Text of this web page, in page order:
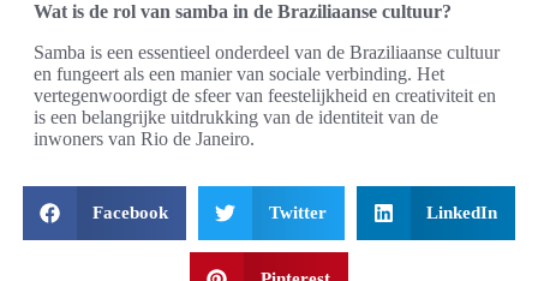
Wat is de rol van samba in de Braziliaanse cultuur?
Samba is een essentieel onderdeel van de Braziliaanse cultuur
en fungeert als een manier van sociale verbinding. Het
vertegenwoordigt de sfeer van feestelijkheid en creativiteit en
is een belangrijke uitdrukking van de identiteit van de
inwoners van Rio de Janeiro.
Facebook Twitter LinkedIn